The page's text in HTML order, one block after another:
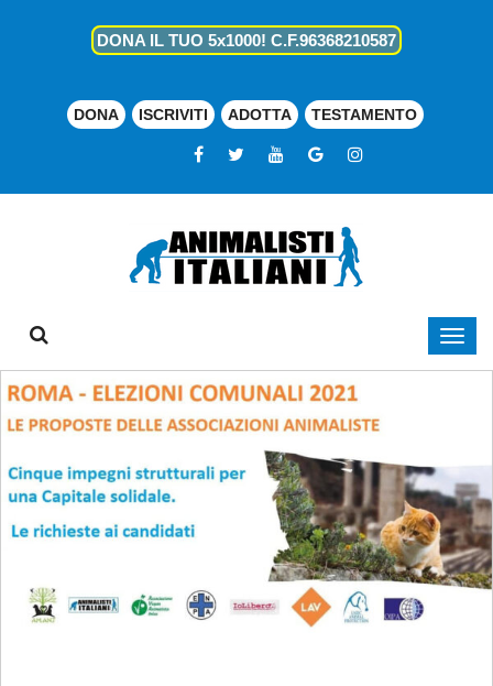
DONA IL TUO 5x1000! C.F.96368210587
DONA ISCRIVITI ADOTTA TESTAMENTO